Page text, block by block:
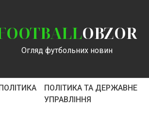
OBZOR
Огляд футбольних новин
ПОЛІТИКА ТА ДЕРЖАВНЕ
УПРАВЛІННЯ